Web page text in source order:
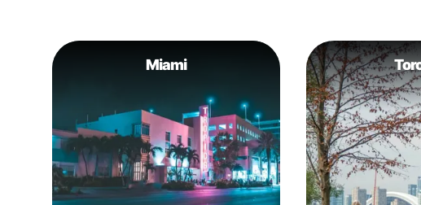
Miami